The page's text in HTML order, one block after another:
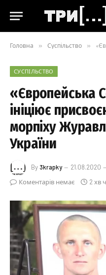
Головна » Суспільство »
СУСПІЛЬСТВО
«Європейська
ініціює
морпіху
України
By 3krapky 21.08.2020
Коментарів немає
2 хв